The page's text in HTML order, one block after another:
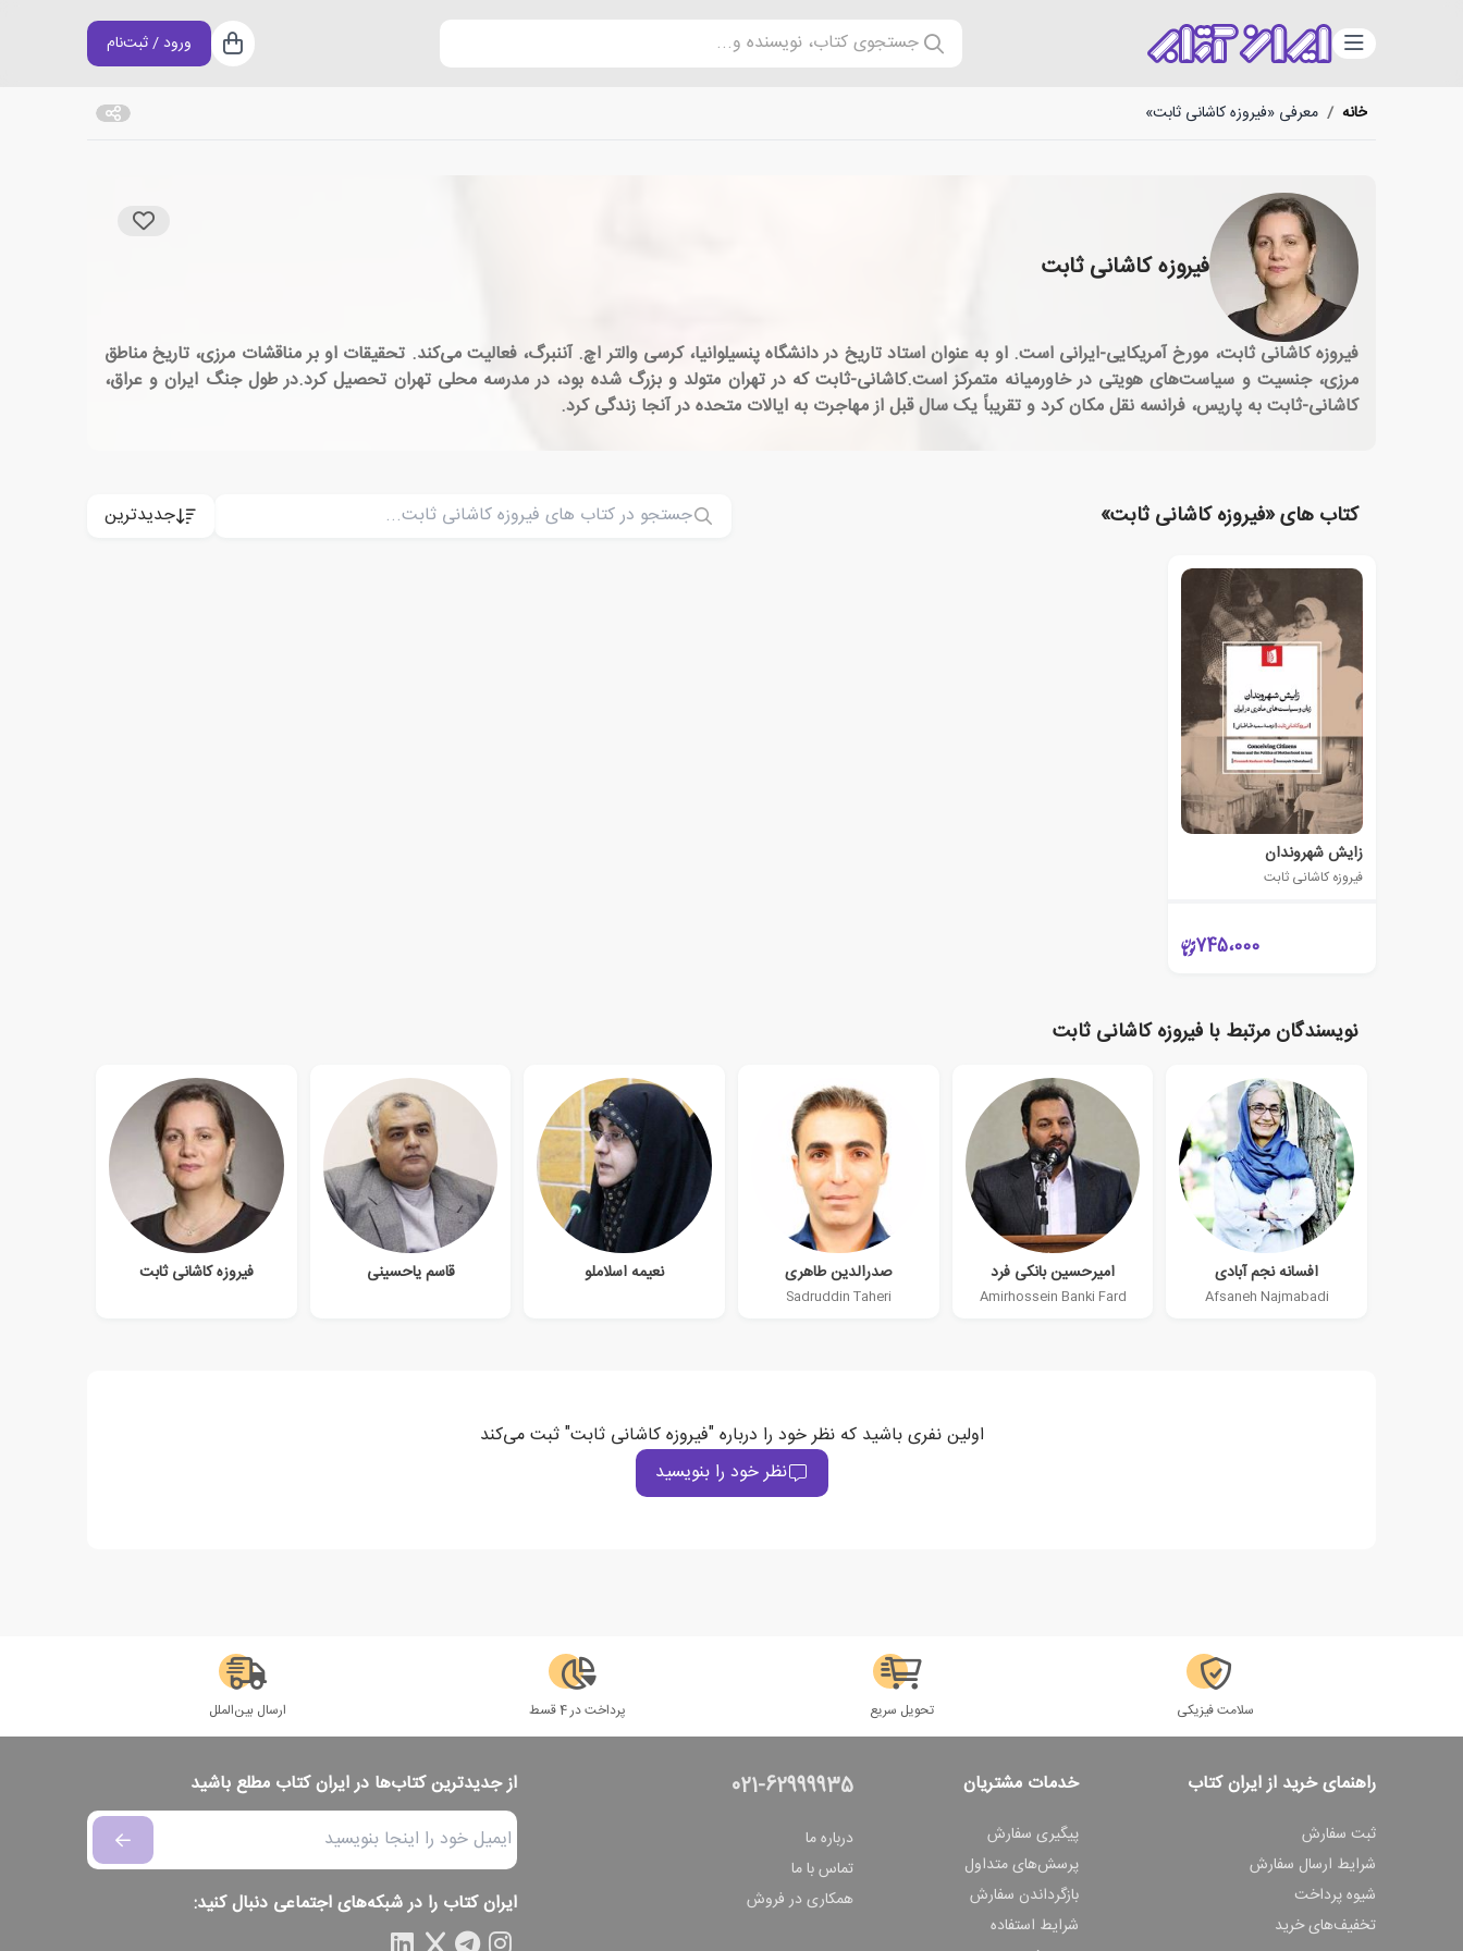
دسته‌بندی جستجوی کتاب، نویسنده و... سبد خرید
ورود / ثبت‌نام
خانه / معرفی «فیروزه کاشانی ثابت»
فیروزه کاشانی ثابت
فیروزه کاشانی ثابت، مورخ آمریکایی-ایرانی است. او به عنوان استاد تاریخ در دانشگاه پنسیلوانیا، کرسی والتر اچ. آننبرگ، فعالیت می‌کند. تحقیقات او بر مناقشات مرزی، تاریخ مناطق
مرزی، جنسیت و سیاست‌های هویتی در خاورمیانه متمرکز است.کاشانی-ثابت که در تهران متولد و بزرگ شده بود، در مدرسه محلی تهران تحصیل کرد.در طول جنگ ایران و عراق،
کاشانی-ثابت به پاریس، فرانسه نقل مکان کرد و تقریباً یک سال قبل از مهاجرت به ایالات متحده در آنجا زندگی کرد.
کتاب های «فیروزه کاشانی ثابت» جدیدترین
زایش شهروندان
فیروزه کاشانی ثابت
745،000
نویسندگان مرتبط با فیروزه کاشانی ثابت
افسانه نجم آبادی
Afsaneh Najmabadi
امیرحسین بانکی فرد
Amirhossein Banki Fard
صدرالدین طاهری
Sadruddin Taheri
نعیمه اسلاملو قاسم یاحسینی فیروزه کاشانی ثابت
اولین نفری باشید که نظر خود را درباره "فیروزه کاشانی ثابت" ثبت می‌کند
نظر خود را بنویسید
سلامت فیزیکی تحویل سریع پرداخت در 4 قسط ارسال بین‌الملل
راهنمای خرید از ایران کتاب
ثبت سفارش
شرایط ارسال سفارش
شیوه پرداخت
تخفیف‌های خرید
خدمات مشتریان
پیگیری سفارش
پرسش‌های متداول
بازگرداندن سفارش
شرایط استفاده
021-62999935
درباره ما
تماس با ما
همکاری در فروش
از جدیدترین کتاب‌ها در ایران کتاب مطلع باشید
ایران کتاب را در شبکه‌های اجتماعی دنبال کنید: